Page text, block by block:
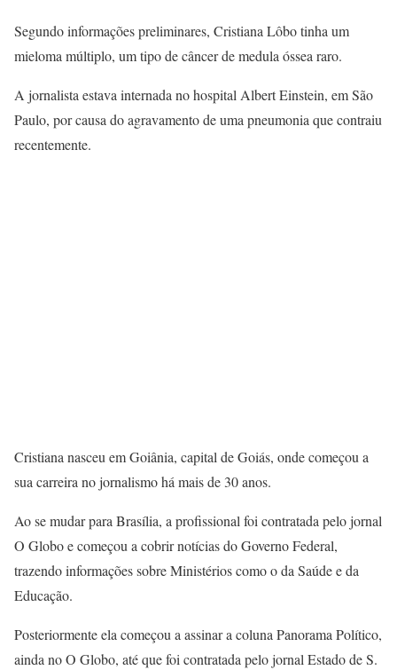
Segundo informações preliminares, Cristiana Lôbo tinha um
mieloma múltiplo, um tipo de câncer de medula óssea raro.
A jornalista estava internada no hospital Albert Einstein, em São
Paulo, por causa do agravamento de uma pneumonia que contraiu
recentemente.
Cristiana nasceu em Goiânia, capital de Goiás, onde começou a
sua carreira no jornalismo há mais de 30 anos.
Ao se mudar para Brasília, a profissional foi contratada pelo jornal
O Globo e começou a cobrir notícias do Governo Federal,
trazendo informações sobre Ministérios como o da Saúde e da
Educação.
Posteriormente ela começou a assinar a coluna Panorama Político,
ainda no O Globo, até que foi contratada pelo jornal Estado de S.